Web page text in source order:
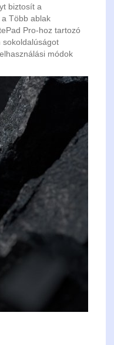
biztosít a
Több ablak
Pro-hoz tartozó
sokoldalúságot
módok